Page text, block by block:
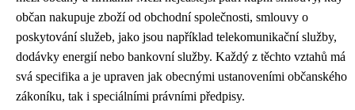
občan nakupuje zboží od obchodní společnosti, smlouvy o
poskytování služeb, jako jsou například telekomunikační služby,
dodávky energií nebo bankovní služby. Každý z těchto vztahů má
svá specifika a je upraven jak obecnými ustanoveními občanského
zákoníku, tak i speciálními právními předpisy.